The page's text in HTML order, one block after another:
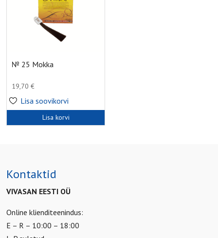
№ 25 Mokka
19,70€
Lisa soovikorvi
Lisa korvi
Kontaktid
VIVASAN EESTI OÜ
Online klienditeenindus:
E – R – 10:00 – 18:00